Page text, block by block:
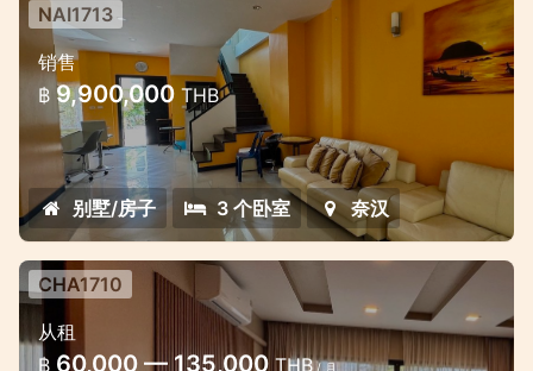
位于奈汉（Nai Harn）Medvillage小
区的3卧室房屋
奈汉小区内一套漂亮的房子出售
NAI1713
销售
฿ 9,900,000 THB
别墅/房子 3 个卧室 奈汉
CHA1710
从租
฿ 60,000 — 135,000 THB / 月